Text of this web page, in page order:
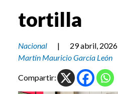
tortilla
Nacional |
29 abril, 2026
Martín Mauricio García León
Compartir: